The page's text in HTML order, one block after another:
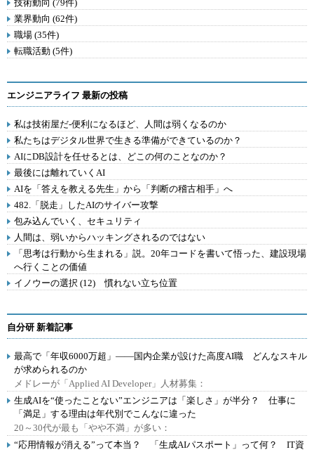
技術動向 (79件)
業界動向 (62件)
職場 (35件)
転職活動 (5件)
エンジニアライフ 最新の投稿
私は技術屋だ-便利になるほど、人間は弱くなるのか
私たちはデジタル世界で生きる準備ができているのか？
AIにDB設計を任せるとは、どこの何のことなのか？
最後には離れていくAI
AIを「答えを教える先生」から「判断の稽古相手」へ
482.「脱走」したAIのサイバー攻撃
包み込んでいく、セキュリティ
人間は、弱いからハッキングされるのではない
「思考は行動から生まれる」説。20年コードを書いて悟った、建設現場
へ行くことの価値
イノウーの選択 (12) 慣れない立ち位置
自分研 新着記事
最高で「年収6000万超」――国内企業が設けた高度AI職 どんなスキル
が求められるのか
メドレーが「Applied AI Developer」人材募集：
生成AIを“使ったことない”エンジニアは「楽しさ」が半分？ 仕事に
「満足」する理由は年代別でこんなに違った
20～30代が最も「やや不満」が多い：
“応用情報が消える”って本当？ 「生成AIパスポート」って何？ IT資